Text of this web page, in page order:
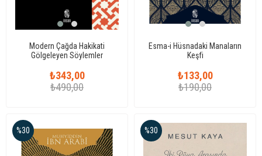
Modern Çağda Hakikati
Gölgeleyen Söylemler
₺343,00
₺490,00
Esma-i Hüsnadaki Manaların
Keşfi
₺133,00
₺190,00
%30 %30